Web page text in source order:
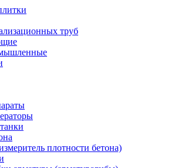
труб
плотности бетона)